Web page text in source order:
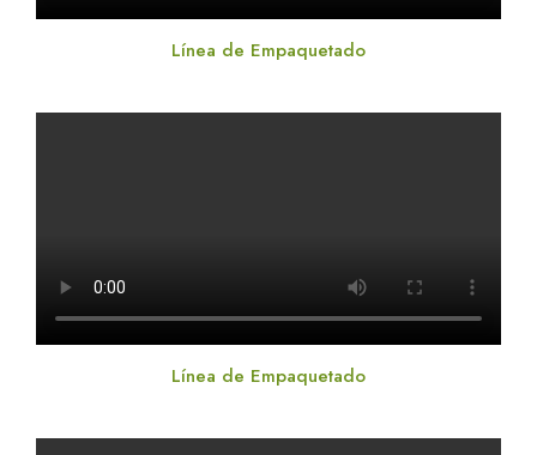
Línea de Empaquetado
Línea de Empaquetado